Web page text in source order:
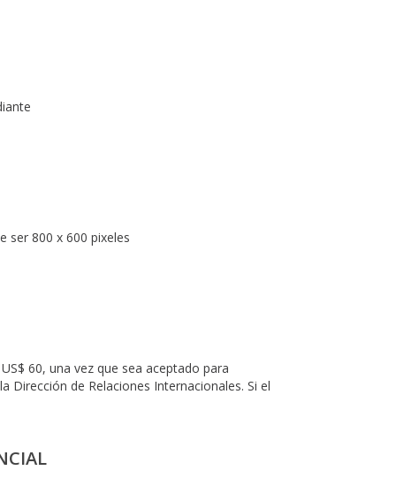
ser 800 x 600 pixeles
60, una vez que sea aceptado para
de Relaciones Internacionales. Si el